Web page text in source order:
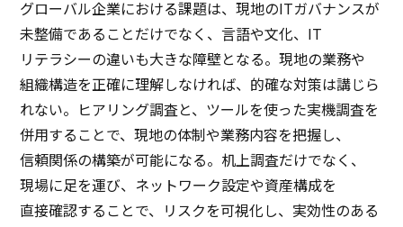
グローバル企業における課題は、現地のITガバナンスが
未整備であることだけでなく、言語や文化、IT
リテラシーの違いも大きな障壁となる。現地の業務や
組織構造を正確に理解しなければ、 的確な対策は講じら
れない。
ヒアリング調査と、 ツールを使った実機調査を
併用 することで、現地の体制や業務内容を把握し、
信頼関係の構築が可能になる。 机上調査だけでなく、
現場に足を運び、 ネットワーク設定や資産構成を
直接確認することで、 リスクを可視化 し、 実効性のある